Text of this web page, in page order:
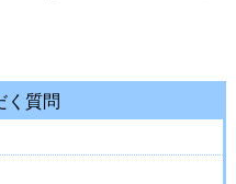
く質問